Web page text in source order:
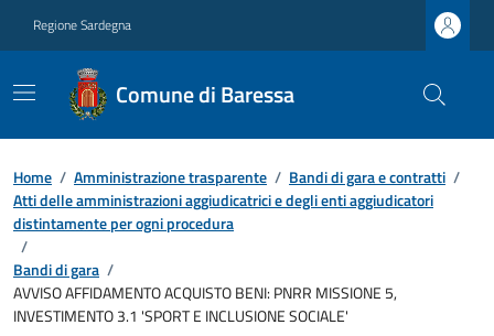
Regione Sardegna
Comune di Baressa
Home / Amministrazione trasparente / Bandi di gara e contratti /
Atti delle amministrazioni aggiudicatrici e degli enti aggiudicatori
distintamente per ogni procedura
/
Bandi di gara /
AVVISO AFFIDAMENTO ACQUISTO BENI: PNRR MISSIONE 5,
INVESTIMENTO 3.1 'SPORT E INCLUSIONE SOCIALE'